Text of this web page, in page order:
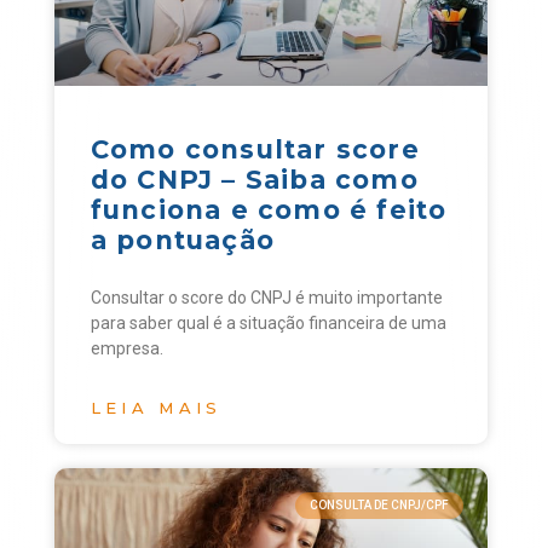
Como consultar score
do CNPJ – Saiba como
funciona e como é feito
a pontuação
Consultar o score do CNPJ é muito importante
para saber qual é a situação financeira de uma
empresa.
LEIA MAIS
CONSULTA DE CNPJ/CPF